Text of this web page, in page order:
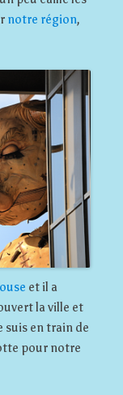
notre région,
et il a
la ville et
suis en train de
pour notre